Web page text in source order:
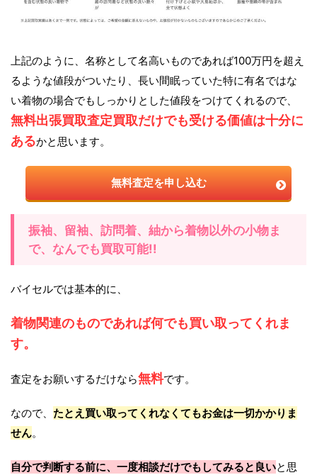
上記のように、名称として名高いものであれば100万円を超え
るような値段がついたり、長い間眠っていた特に有名ではな
い着物の場合でもしっかりとした値段をつけてくれるので、
無料出張買取査定買取だけでも受ける価値は十分に
あるかと思います。
無料査定を申し込む
振袖、留袖、訪問着、紬から着物以外の小物ま
で、なんでも買取可能!!
バイセルでは基本的に、
着物関連のものであれば何でも買い取ってくれま
す。
査定をお願いするだけなら無料です。
なので、 たとえ買い取ってくれなくてもお金は一切かかりま
せん。
自分で判断する前に、一度相談だけでもしてみると良いと思